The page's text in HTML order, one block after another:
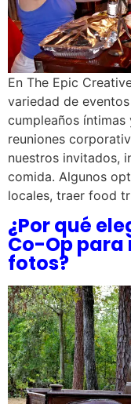
En The Epic
variedad de
cumpleaños
reuniones
nuestros invitados,
comida. Algunos
locales, traer food
¿Por qué
Co-Op para
fotos?